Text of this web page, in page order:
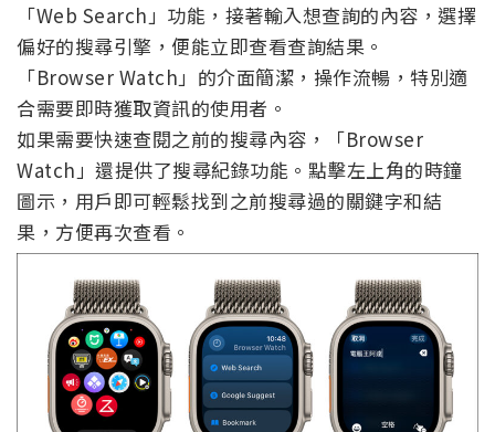
「Web Search」功能，接著輸入想查詢的內容，選擇
偏好的搜尋引擎，便能立即查看查詢結果。
「Browser Watch」的介面簡潔，操作流暢，特別適
合需要即時獲取資訊的使用者。
如果需要快速查閱之前的搜尋內容，「Browser
Watch」還提供了搜尋紀錄功能。點擊左上角的時鐘
圖示，用戶即可輕鬆找到之前搜尋過的關鍵字和結
果，方便再次查看。